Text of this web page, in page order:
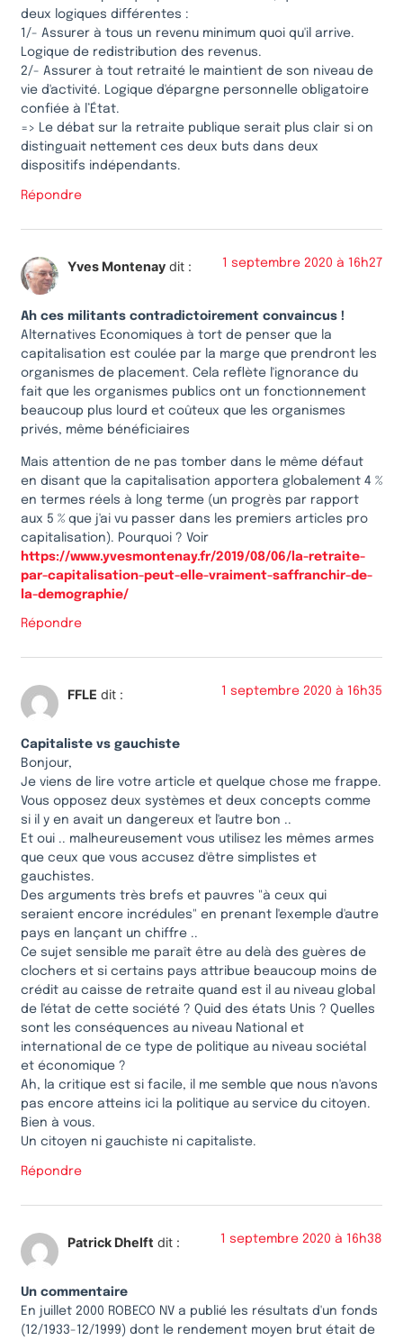
deux logiques différentes :
1/- Assurer à tous un revenu minimum quoi qu'il arrive.
Logique de redistribution des revenus.
2/- Assurer à tout retraité le maintient de son niveau de
vie d'activité. Logique d'épargne personnelle obligatoire
confiée à l’État.
=> Le débat sur la retraite publique serait plus clair si on
distinguait nettement ces deux buts dans deux
dispositifs indépendants.
Répondre
Yves Montenay dit : 1 septembre 2020 à 16h27
Ah ces militants contradictoirement convaincus !
Alternatives Economiques à tort de penser que la
capitalisation est coulée par la marge que prendront les
organismes de placement. Cela reflète l'ignorance du
fait que les organismes publics ont un fonctionnement
beaucoup plus lourd et coûteux que les organismes
privés, même bénéficiaires
Mais attention de ne pas tomber dans le même défaut
en disant que la capitalisation apportera globalement 4 %
en termes réels à long terme (un progrès par rapport
aux 5 % que j'ai vu passer dans les premiers articles pro
capitalisation). Pourquoi ? Voir
https://www.yvesmontenay.fr/2019/08/06/la-retraite-
par-capitalisation-peut-elle-vraiment-saffranchir-de-
la-demographie/
Répondre
FFLE dit : 1 septembre 2020 à 16h35
Capitaliste vs gauchiste
Bonjour,
Je viens de lire votre article et quelque chose me frappe.
Vous opposez deux systèmes et deux concepts comme
si il y en avait un dangereux et l'autre bon ..
Et oui .. malheureusement vous utilisez les mêmes armes
que ceux que vous accusez d'être simplistes et
gauchistes.
Des arguments très brefs et pauvres "à ceux qui
seraient encore incrédules" en prenant l'exemple d'autre
pays en lançant un chiffre ..
Ce sujet sensible me paraît être au delà des guères de
clochers et si certains pays attribue beaucoup moins de
crédit au caisse de retraite quand est il au niveau global
de l'état de cette société ? Quid des états Unis ? Quelles
sont les conséquences au niveau National et
international de ce type de politique au niveau sociétal
et économique ?
Ah, la critique est si facile, il me semble que nous n'avons
pas encore atteins ici la politique au service du citoyen.
Bien à vous.
Un citoyen ni gauchiste ni capitaliste.
Répondre
Patrick Dhelft dit : 1 septembre 2020 à 16h38
Un commentaire
En juillet 2000 ROBECO NV a publié les résultats d'un fonds
(12/1933-12/1999) dont le rendement moyen brut était de